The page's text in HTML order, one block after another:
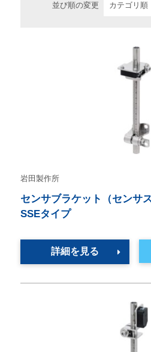
並び順の変更
岩田製作所
センサブラケット（センサ
SSEタイプ
詳細を見る